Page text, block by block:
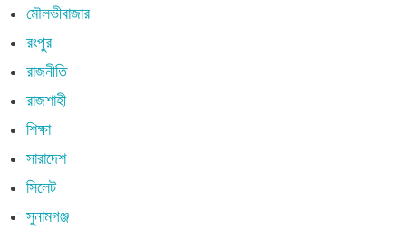
মৌলভীবাজার
রংপুর
রাজনীতি
রাজশাহী
শিক্ষা
সারাদেশ
সিলেট
সুনামগঞ্জ